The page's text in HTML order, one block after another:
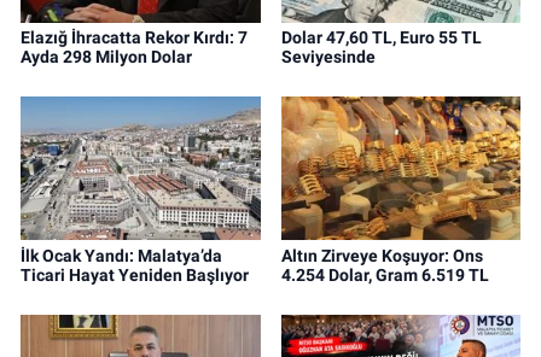
Elazığ İhracatta Rekor Kırdı: 7
Ayda 298 Milyon Dolar
Dolar 47,60 TL, Euro 55 TL
Seviyesinde
İlk Ocak Yandı: Malatya’da
Ticari Hayat Yeniden Başlıyor
Altın Zirveye Koşuyor: Ons
4.254 Dolar, Gram 6.519 TL